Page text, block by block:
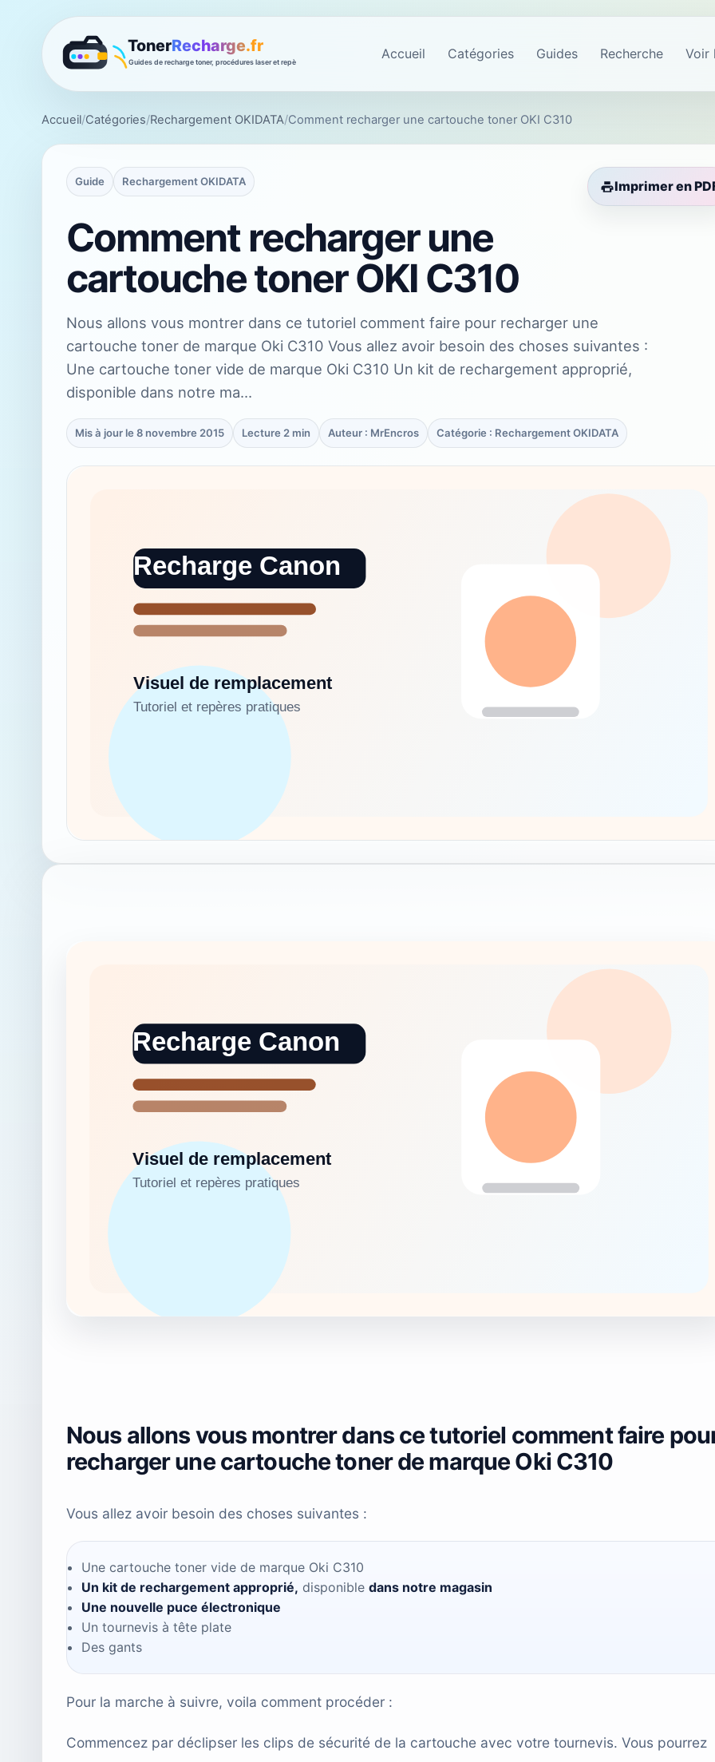
Accueil Catégories Guides Recherche Voir
Accueil/Catégories/Rechargement OKIDATA/Comment recharger une cartouche toner OKI C310
Guide Rechargement OKIDATA Imprimer en
Comment recharger une
cartouche toner OKI C310
Nous allons vous montrer dans ce tutoriel comment faire pour recharger une
cartouche toner de marque Oki C310 Vous allez avoir besoin des choses suivantes :
Une cartouche toner vide de marque Oki C310 Un kit de rechargement approprié,
disponible dans notre ma…
Mis à jour le 8 novembre 2015 Lecture 2 min Auteur : MrEncros Catégorie : Rechargement OKIDATA
Nous allons vous montrer dans ce tutoriel comment faire
recharger une cartouche toner de marque Oki C310
Vous allez avoir besoin des choses suivantes :
Une cartouche toner vide de marque Oki C310
Un kit de rechargement approprié, disponible dans notre magasin
Une nouvelle puce électronique
Un tournevis à tête plate
Des gants
Pour la marche à suivre, voila comment procéder :
Commencez par déclipser les clips de sécurité de la cartouche avec votre tournevis. Vous pourrez